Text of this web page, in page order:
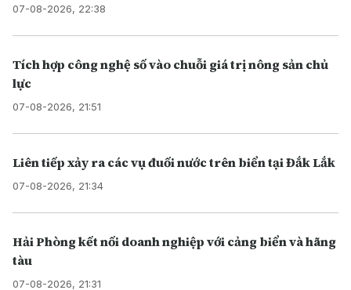
07-08-2026, 22:38
Tích hợp công nghệ số vào chuỗi giá trị nông sản chủ
lực
07-08-2026, 21:51
Liên tiếp xảy ra các vụ đuối nước trên biển tại Đắk Lắk
07-08-2026, 21:34
Hải Phòng kết nối doanh nghiệp với cảng biển và hãng
tàu
07-08-2026, 21:31